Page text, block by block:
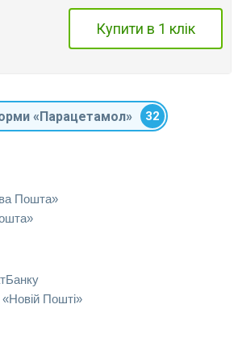
Купити в 1 клік
«Парацетамол» 32
Пошта»
Пошті»